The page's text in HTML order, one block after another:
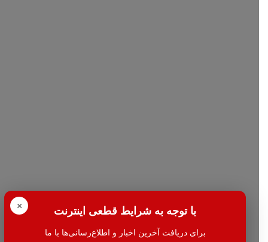
× با توجه به شرایط قطعی اینترنت
برای دریافت آخرین اخبار و اطلاع‌رسانی‌ها با ما